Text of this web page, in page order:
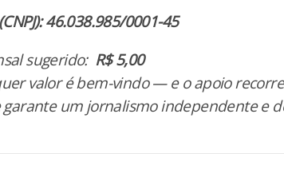
46.038.985/0001-45
sugerido: R$ 5,00
valor é bem-vindo — e o apoio
um jornalismo independente e